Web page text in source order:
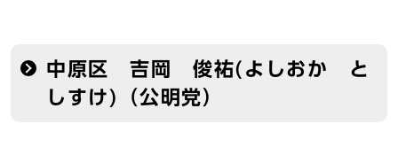
中原区 吉岡 俊祐(よしおか と
しすけ)（公明党）